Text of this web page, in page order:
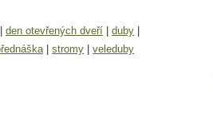
den otevřených dveří duby
stromy veleduby